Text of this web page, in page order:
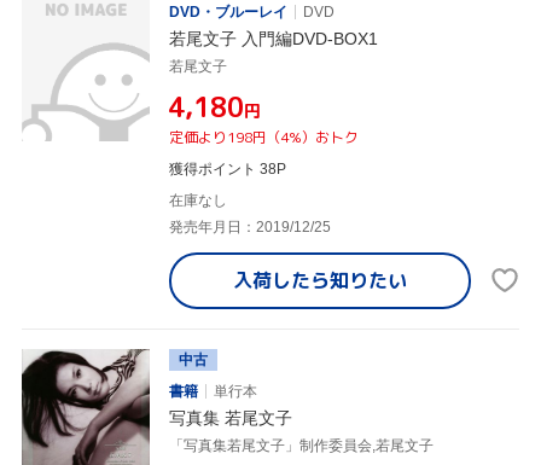
DVD・ブルーレイ
DVD
若尾文子 入門編DVD-BOX1
若尾文子
¥4,180円
定価より198円（4%）おトク
獲得ポイント 38P
在庫なし
発売年月日：2019/12/25
入荷したら知りたい
中古
書籍
単行本
写真集 若尾文子
「写真集若尾文子」制作委員会,若尾文子